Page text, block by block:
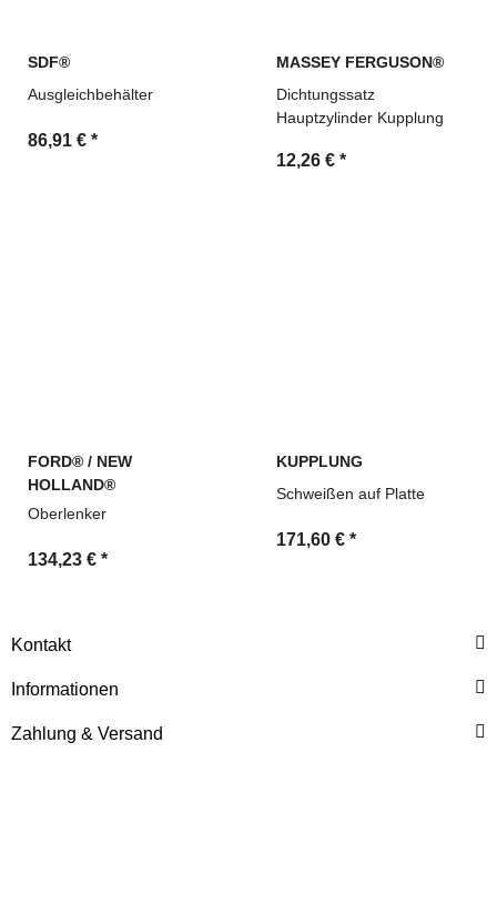
SDF®
Ausgleichbehälter
86,91 € *
MASSEY FERGUSON®
Dichtungssatz
Hauptzylinder Kupplung
12,26 € *
FORD® / NEW
HOLLAND®
Oberlenker
134,23 € *
KUPPLUNG
Schweißen auf Platte
171,60 € *
Kontakt
Informationen
Zahlung & Versand